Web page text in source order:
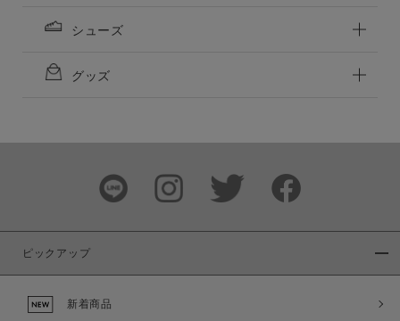
シューズ
グッズ
ピックアップ
新着商品